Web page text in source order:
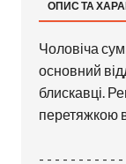
ОПИС ТА
Чоловіча
основний
блискавці.
перетяжкою
- - - - - - - - - -